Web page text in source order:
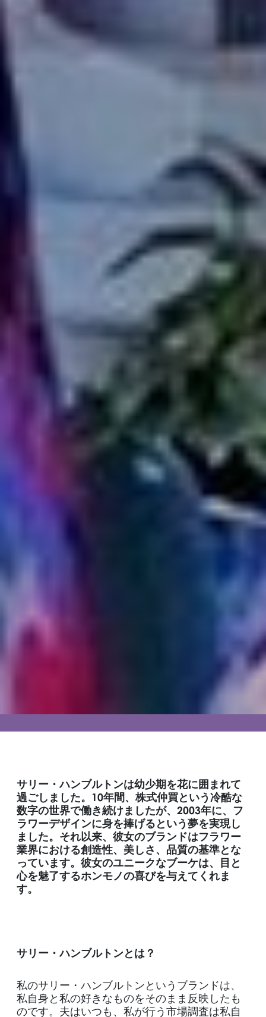
サリー・ハンブルトンは幼少期を花に囲まれて
過ごしました。10年間、株式仲買という冷酷な
数字の世界で働き続けましたが、2003年に、フ
ラワーデザインに身を捧げるという夢を実現し
ました。それ以来、彼女のブランドはフラワー
業界における創造性、美しさ、品質の基準とな
っています。彼女のユニークなブーケは、目と
心を魅了するホンモノの喜びを与えてくれま
す。
サリー・ハンブルトンとは？
私のサリー・ハンブルトンというブランドは、
私自身と私の好きなものをそのまま反映したも
のです。夫はいつも、私が行う市場調査は私自